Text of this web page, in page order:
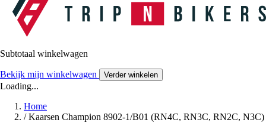
Subtotaal winkelwagen
Bekijk mijn winkelwagen Verder winkelen
Loading...
Home
/ Kaarsen Champion 8902-1/B01 (RN4C, RN3C, RN2C, N3C)